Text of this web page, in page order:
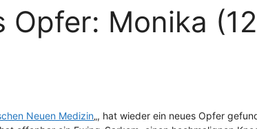
Opfer: Monika (12
Neuen Medizin„, hat wieder ein neues Opfer